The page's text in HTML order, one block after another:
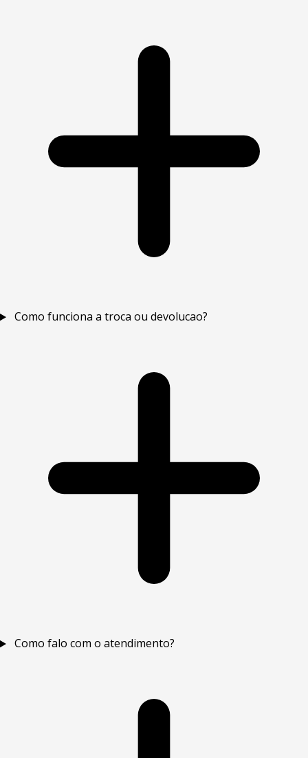
Como funciona a troca ou devolucao?
Como falo com o atendimento?